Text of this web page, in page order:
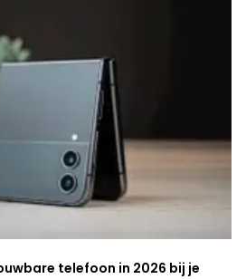
telefoon in 2026 bij je